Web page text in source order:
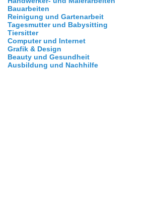
Bauarbeiten
Reinigung und Gartenarbeit
Tagesmutter und Babysitting
Tiersitter
Computer und Internet
Grafik & Design
Beauty und Gesundheit
Ausbildung und Nachhilfe